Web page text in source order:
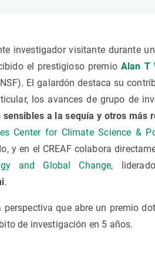
investigador visitante durante
el prestigioso premio Alan T
El galardón destaca su
los avances de grupo de
a la sequía y otros más
Center for Climate Science &
y en el CREAF colabora
and Global Change,
.
que abre un premio
de investigación en 5 años.